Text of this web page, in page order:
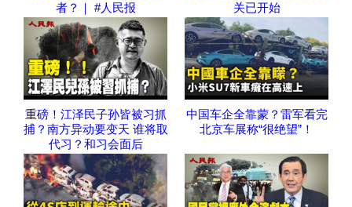
者？｜ #人民报
关已开始
重磅！江泽民子孙皆被习抓
捕？南方异动要变天 谁将取
代习？和习会面后
中国车企全靠蒙？雷军看完
北京车展称“很绝望”！